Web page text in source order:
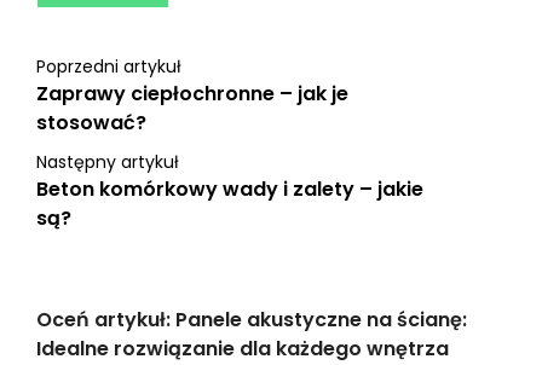
Poprzedni artykuł
Zaprawy ciepłochronne – jak je
stosować?
Następny artykuł
Beton komórkowy wady i zalety – jakie
są?
Oceń artykuł: Panele akustyczne na ścianę:
Idealne rozwiązanie dla każdego wnętrza